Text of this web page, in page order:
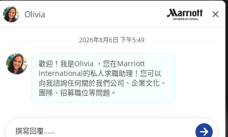
2026 萬豪國際集團保留所有權利。萬豪專有資訊